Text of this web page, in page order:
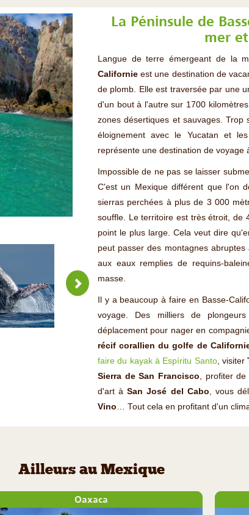
La Péninsule de
mer
Langue de terre émergeant de la
Californieest une destination de
de plomb. Elle est traversée par une
d'un bout à l'autre sur 1700
zones désertiques et sauvages.
éloignement avec le Yucatan et
représente une destination de voyage
Impossible de ne pas se laisser
C'est un Mexique différent que l'on
sierras perchées à plus de 3 000
souffle. Le territoire est très étroit, de
point le plus large. Cela veut dire
peut passer des montagnes
aux eaux remplies de requins-
masse.
Il y a beaucoup à faire en Basse-
voyage. Des milliers de
déplacement pour nager en
récif corallien du golfe de
faire du kayak à Espíritu Santo, visiter
Sierra de San Francisco, profiter de
d'art àSan José del Cabo, vous
Vino… Tout cela en profitant d'un
Ailleurs au Mexique
Oaxaca